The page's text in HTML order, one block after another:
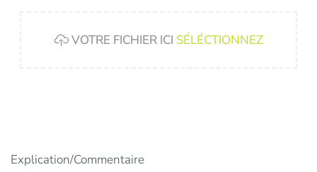
VOTRE FICHIER ICI SÉLÉCTIONNEZ
Explication/Commentaire